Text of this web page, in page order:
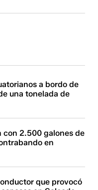
a bordo de
una tonelada de
2.500 galones de
en
que provocó